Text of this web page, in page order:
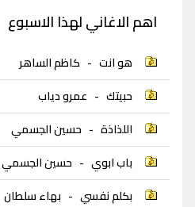
اهم الاغاني لهذا الاسبوع
هو انت - كاظم الساهر
حبيتك - عمرو دياب
اللذاذة - حسين الجسمي
باب ابوي - حسين الجسمي
بكلم نفسي - بهاء سلطان